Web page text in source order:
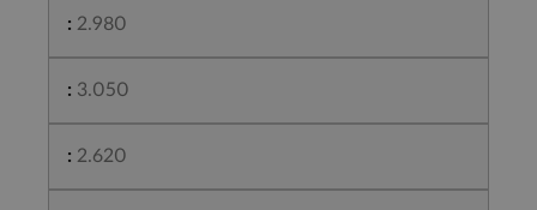
2.980
3.050
2.620